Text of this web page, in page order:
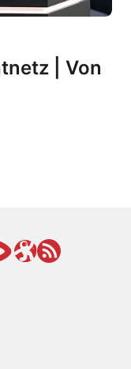
| Von